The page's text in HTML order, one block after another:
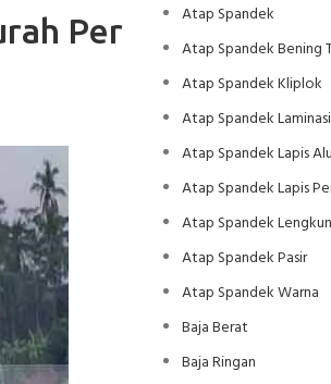
Per
Atap Spandek
Atap Spandek Bening
Atap Spandek Kliplok
Atap Spandek Laminasi
Atap Spandek Lapis
Atap Spandek Lapis
Atap Spandek
Atap Spandek Pasir
Atap Spandek Warna
Baja Berat
Baja Ringan